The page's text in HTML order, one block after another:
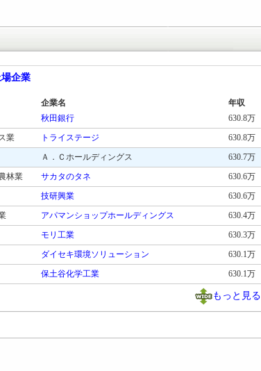
企業
企業名
年収
秋田銀行
630.8万
業
トライステージ
630.8万
Ａ．Ｃホールディングス
630.7万
林業
サカタのタネ
630.6万
技研興業
630.6万
アパマンショップホールディングス
630.4万
モリ工業
630.3万
ダイセキ環境ソリューション
630.1万
保土谷化学工業 630.1万
もっと見る